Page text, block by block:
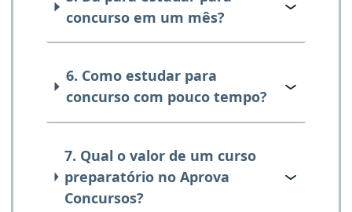
concurso em um mês?
6. Como estudar para
concurso com pouco tempo?
7. Qual o valor de um curso
preparatório no Aprova
Concursos?